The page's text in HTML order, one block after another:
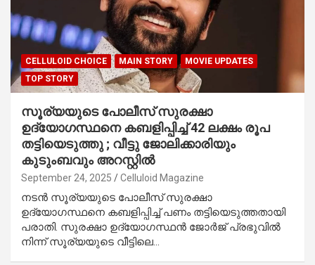
CELLULOID CHOICE MAIN STORY
MOVIE UPDATES
TOP STORY
സൂര്യയുടെ പോലീസ് സുരക്ഷാ
ഉദ്യോഗസ്ഥനെ കബളിപ്പിച്ച് 42 ലക്ഷം രൂപ
തട്ടിയെടുത്തു ; വീട്ടു ജോലിക്കാരിയും
കുടുംബവും അറസ്റ്റിൽ
September 24, 2025 Celluloid Magazine
നടൻ സൂര്യയുടെ പോലീസ് സുരക്ഷാ
ഉദ്യോഗസ്ഥനെ കബളിപ്പിച്ച് പണം തട്ടിയെടുത്തതായി
പരാതി. സുരക്ഷാ ഉദ്യോഗസ്ഥൻ ജോർജ് പ്രഭുവിൽ
നിന്ന് സൂര്യയുടെ വീട്ടിലെ…